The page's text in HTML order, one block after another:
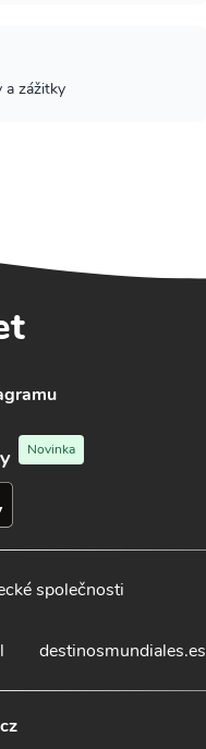
a zážitky
Novinka
společnosti
destinosmundiales.es